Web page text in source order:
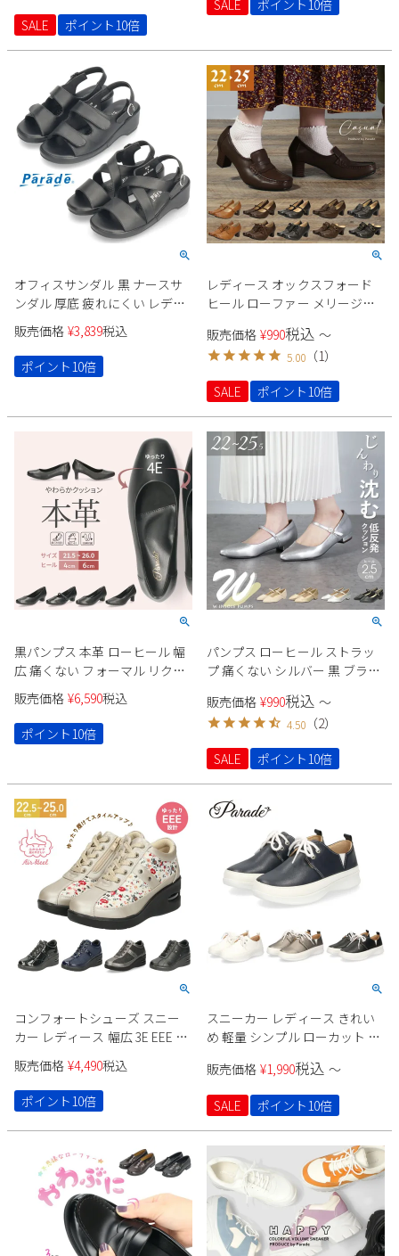
SALE
ポイント10倍
SALE ポイント10倍
オフィスサンダル 黒 ナースサ
ンダル 厚底 疲れにくい レディ
ース サンダル ブラック ベルト
ストラップ Parade パレード
991102 991103
販売価格 ¥3,839税込
ポイント10倍
レディース オックスフォード
ヒール ローファー メリージェ
ブラウン 茶 キャメル Parade
販売価格 ¥990税込 〜
5.00 （1）
SALE
ポイント10倍
黒パンプス 本革 ローヒール 幅
広 痛くない フォーマル リクル
ート ビジネス 冠婚葬祭 4E ゆっ
たり幅 大きいサイズ 小さいサ
イズ ストラップ Parade
販売価格 ¥6,590税込
ポイント10倍
パンプス ローヒール ストラッ
プ 痛くない シルバー 黒 ブラッ
レディース ポインテッド ヒー
ル2cm Parade 23070
販売価格 ¥990税込 〜
4.50 （2）
SALE
ポイント10倍
コンフォートシューズ スニー
カー レディース 幅広 3E EEE ヒ
ール ウエッジ ウェッジ 6cm サ
イドファスナー エアークッシ
ョン レースアップ 紐 991401
991402 991404 Parade
販売価格 ¥4,490税込
ポイント10倍
スニーカー レディース きれい
め 軽量 シンプル ローカット レ
ョン性 2345 Parade
販売価格 ¥1,990税込 〜
SALE ポイント10倍